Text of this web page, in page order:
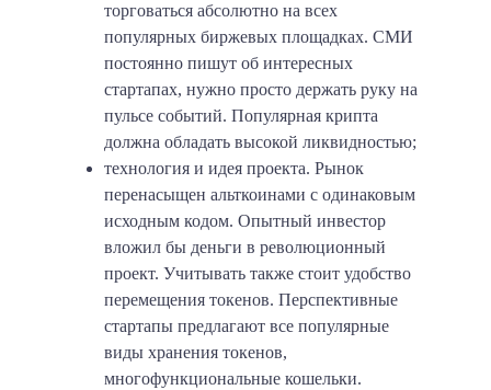
торговаться абсолютно на всех
популярных биржевых площадках. СМИ
постоянно пишут об интересных
стартапах, нужно просто держать руку на
пульсе событий. Популярная крипта
должна обладать высокой ликвидностью;
технология и идея проекта. Рынок
перенасыщен альткоинами с одинаковым
исходным кодом. Опытный инвестор
вложил бы деньги в революционный
проект. Учитывать также стоит удобство
перемещения токенов. Перспективные
стартапы предлагают все популярные
виды хранения токенов,
многофункциональные кошельки.